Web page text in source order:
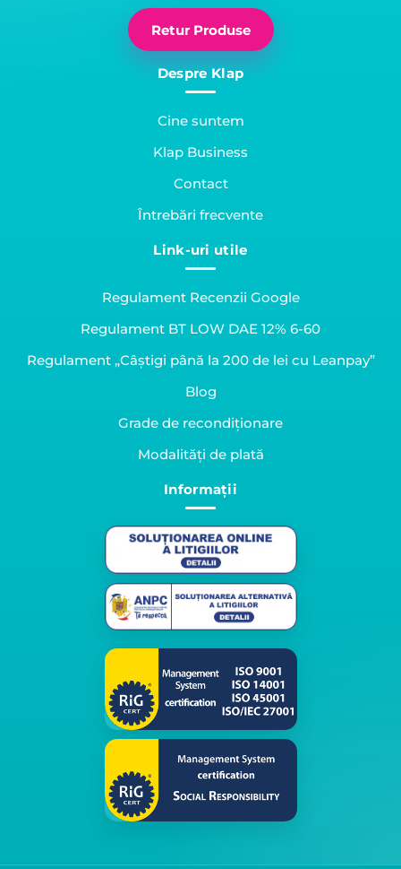
Retur Produse
Despre Klap
Cine suntem
Klap Business
Contact
Întrebări frecvente
Link-uri utile
Regulament Recenzii Google
Regulament BT LOW DAE 12% 6-60
Regulament „Câștigi până la 200 de lei cu Leanpay”
Blog
Grade de recondiționare
Modalități de plată
Informații